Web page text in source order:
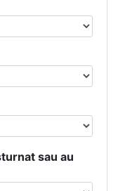
sau au